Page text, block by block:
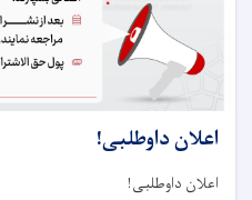
اعلان داوطلبی!
اعلان داوطلبی!